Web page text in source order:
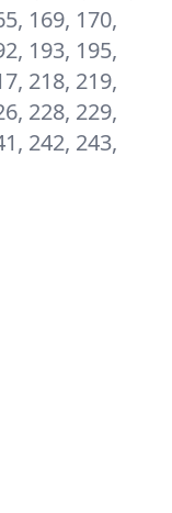
169, 170,
193, 195,
218, 219,
228, 229,
242, 243,